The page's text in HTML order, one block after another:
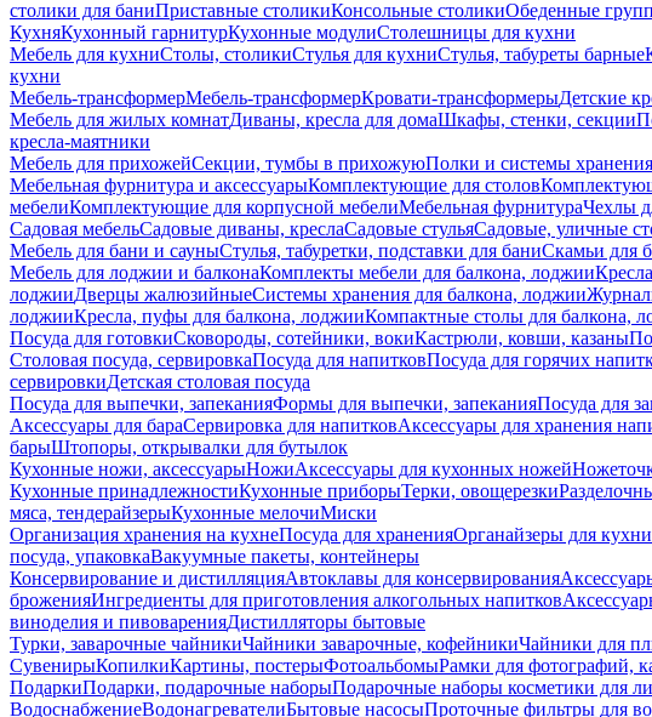
столики для баниПриставные столикиКонсольные столикиОбеденные
КухняКухонный гарнитурКухонные модулиСтолешницы для кухни
Мебель для кухниСтолы, столикиСтулья для кухниСтулья, табуреты барные
кухни
Мебель-трансформерМебель-трансформерКровати-трансформерыДетские
Мебель для жилых комнатДиваны, кресла для домаШкафы, стенки, секции
кресла-маятники
Мебель для прихожейСекции, тумбы в прихожуюПолки и системы
Мебельная фурнитура и аксессуарыКомплектующие для столов
мебелиКомплектующие для корпусной мебелиМебельная фурнитураЧехлы
Садовая мебельСадовые диваны, креслаСадовые стульяСадовые, уличные
Мебель для бани и сауныСтулья, табуретки, подставки для баниСкамьи для
Мебель для лоджии и балконаКомплекты мебели для балкона, лоджии
лоджииДверцы жалюзийныеСистемы хранения для балкона, лоджии
лоджииКресла, пуфы для балкона, лоджииКомпактные столы для балкона,
Посуда для готовкиСковороды, сотейники, вокиКастрюли, ковши, казаны
Столовая посуда, сервировкаПосуда для напитковПосуда для горячих
сервировкиДетская столовая посуда
Посуда для выпечки, запеканияФормы для выпечки, запеканияПосуда для
Аксессуары для бараСервировка для напитковАксессуары для хранения
барыШтопоры, открывалки для бутылок
Кухонные ножи, аксессуарыНожиАксессуары для кухонных ножей
Кухонные принадлежностиКухонные приборыТерки, овощерезки
мяса, тендерайзерыКухонные мелочиМиски
Организация хранения на кухнеПосуда для храненияОрганайзеры для кухни
посуда, упаковкаВакуумные пакеты, контейнеры
Консервирование и дистилляцияАвтоклавы для консервирования
броженияИнгредиенты для приготовления алкогольных напитков
виноделия и пивоваренияДистилляторы бытовые
Турки, заварочные чайникиЧайники заварочные, кофейникиЧайники для
СувенирыКопилкиКартины, постерыФотоальбомыРамки для фотографий,
ПодаркиПодарки, подарочные наборыПодарочные наборы косметики для
ВодоснабжениеВодонагревателиБытовые насосыПроточные фильтры для